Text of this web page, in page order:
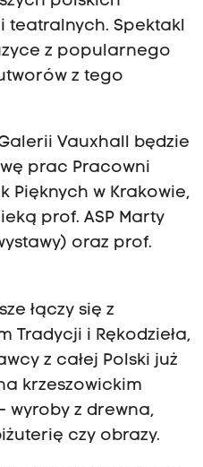
teatralnych. Spektakl
z popularnego
z tego
Vauxhall będzie
prac Pracowni
Pięknych w Krakowie,
prof. ASP Marty
oraz prof.
łączy się z
Tradycji i Rękodzieła,
z całej Polski już
krzeszowickim
wyroby z drewna,
czy obrazy.